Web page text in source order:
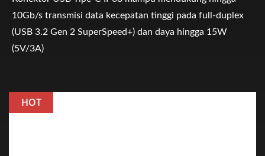
10Gb/s transmisi data kecepatan tinggi pada full-duplex
(USB 3.2 Gen 2 SuperSpeed+) dan daya hingga 15W
(5V/3A)
HOT